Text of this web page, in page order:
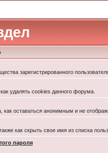
зарегистрированного
удалять cookies данного форума.
оставаться анонимным и не
как скрыть свое имя из списка
пароля